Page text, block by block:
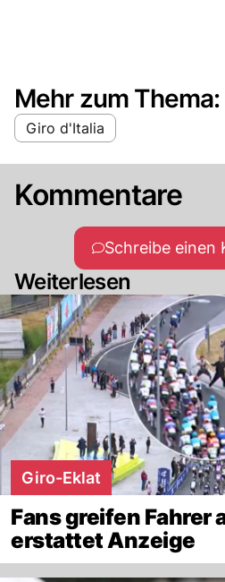
Mehr zum Thema:
Giro d'Italia
Kommentare
Schreibe einen
Weiterlesen
Giro-Eklat
Fans greifen Fahrer
erstattet Anzeige